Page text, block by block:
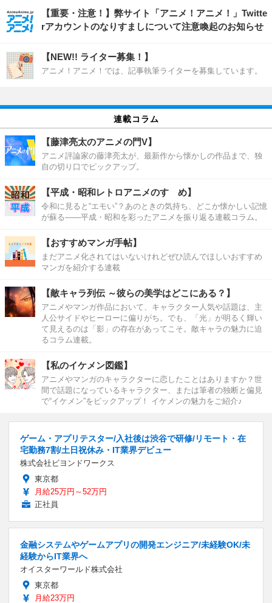
【重要・注意！】弊サイト「アニメ！アニメ！」Twitte
rアカウントのなりすましについて注意喚起のお知らせ
【NEW!! ライター募集！】
アニメ！アニメ！では、記事執筆ライターを募集しています。
連載コラム
【藤津亮太のアニメの門V】
アニメ評論家の藤津亮太が、最新作から懐かしの作品まで、独
自の切り口でピックアップ。
【平成・昭和レトロアニメのすゝめ】
令和に見ると“エモい”？あのときの気持ち、どこか懐かしい記憶
が蘇る――平成・昭和を彩ったアニメを振り返る連載コラム。
【おすすめマンガ手帖】
まだアニメ化されてはいないけれどぜひ読んでほしいおすすめ
マンガを紹介する連載
【敵キャラ列伝 ～彼らの美学はどこにある？】
アニメやマンガ作品において、キャラクター人気や話題は、主
人公サイドやヒーローに偏りがち。でも、「光」が明るく輝い
て見えるのは「影」の存在があってこそ。敵キャラの魅力に迫
るコラム連載。
【私のイケメン図鑑】
アニメやマンガのキャラクターに恋したことはありますか？世
間で話題になっているキャラクター、または筆者の独断と偏見
で“イケメン”をピックアップ！ イケメンの魅力をご紹介♪
ゲーム・アプリテスター/入社後は渋谷で研修/リモート・在
宅勤務7割/土日祝休み・IT業界デビュー
株式会社ビヨンドワークス
東京都
月給25万円～52万円
正社員
金融システムやゲームアプリの開発エンジニア/未経験OK/未
経験からIT業界へ
オイスターワールド株式会社
東京都
月給23万円